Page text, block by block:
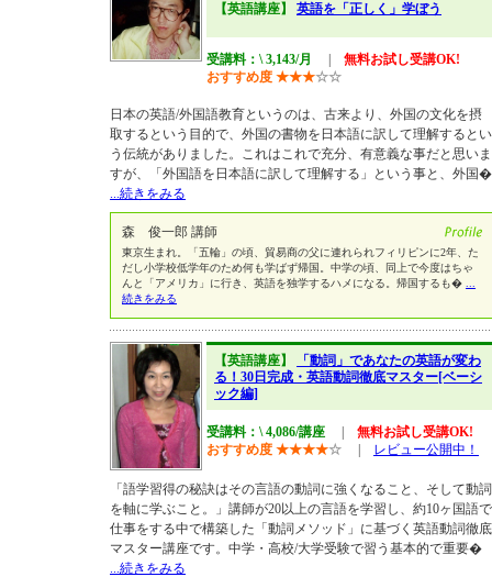
【英語講座】 英語を「正しく」学ぼう
受講料：\ 3,143/月
無料お試し受講OK!
おすすめ度 ★★★☆☆
日本の英語/外国語教育というのは、古来より、外国の文化を摂
取するという目的で、外国の書物を日本語に訳して理解するとい
う伝統がありました。これはこれで充分、有意義な事だと思いま
すが、「外国語を日本語に訳して理解する」という事と、外国�
...続きをみる
森 俊一郎 講師
東京生まれ。「五輪」の頃、貿易商の父に連れられフィリピンに2年、た
だし小学校低学年のため何も学ばず帰国。中学の頃、同上で今度はちゃ
んと「アメリカ」に行き、英語を独学するハメになる。帰国するも�
続きをみる
【英語講座】
「動詞」であなたの英語が変わ
る！30日完成・英語動詞徹底マスター[ベーシ
ック編]
受講料：\ 4,086/講座
無料お試し受講OK!
おすすめ度 ★★★★☆ レビュー公開中！
「語学習得の秘訣はその言語の動詞に強くなること、そして動詞
を軸に学ぶこと。」講師が20以上の言語を学習し、約10ヶ国語で
仕事をする中で構築した「動詞メソッド」に基づく英語動詞徹底
マスター講座です。中学・高校/大学受験で習う基本的で重要�
...続きをみる